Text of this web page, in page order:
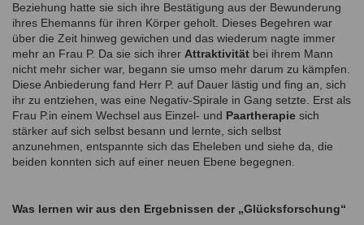
Beziehung hatte sie sich ihre Bestätigung aus der Bewunderung
ihres Ehemanns für ihren Körper geholt. Dieses Begehren war
über die Zeit hinweg gewichen und das wiederum nagte immer
mehr an Frau P. Da sie sich ihrer Attraktivität bei ihrem Mann
nicht mehr sicher war, begann sie umso mehr darum zu kämpfen.
Diese Anbiederung fand Herr P. auf Dauer lästig und fing an, sich
ihr zu entziehen, was eine Negativ-Spirale in Gang setzte. Erst als
Frau P.in einem Wechsel aus Einzel- und Paartherapie sich
stärker auf sich selbst besann und lernte, sich selbst
anzunehmen, entspannte sich das Eheleben und siehe da, die
beiden konnten sich auf einer neuen Ebene begegnen.
Was lernen wir aus den Ergebnissen der „Glücksforschung“